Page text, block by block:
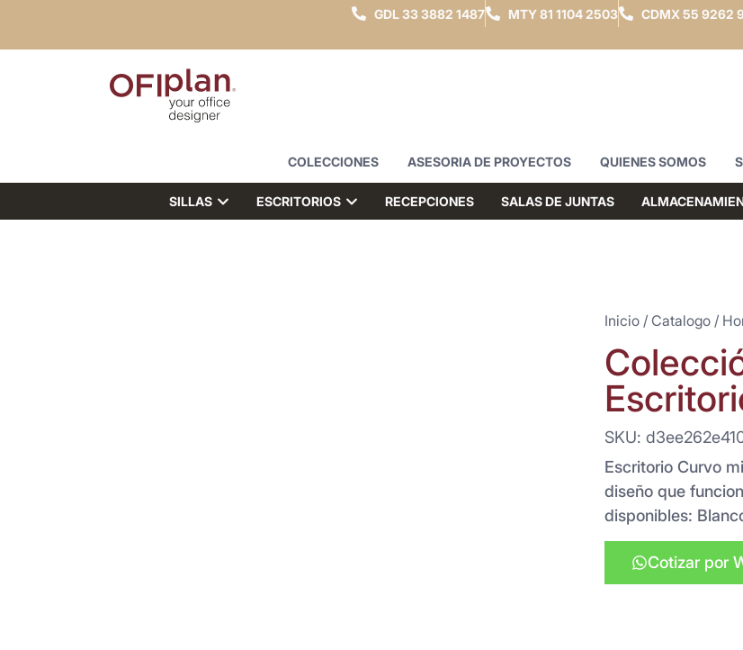
GDL33 3882 1487 MTY81 1104 2503 CDMX 55 9262
COLECCIONES ASESORIA DE PROYECTOS QUIENES SOMOS
SILLAS ESCRITORIOS RECEPCIONES SALAS DE JUNTAS
Inicio / Catalogo /
SKU:
Escritorio Curvo
diseño que
disponibles:
Cotizar por